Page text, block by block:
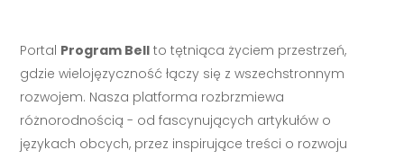
Portal Program Bell to tętniąca życiem przestrzeń,
gdzie wielojęzyczność łączy się z wszechstronnym
rozwojem. Nasza platforma rozbrzmiewa
różnorodnością - od fascynujących artykułów o
językach obcych, przez inspirujące treści o rozwoju